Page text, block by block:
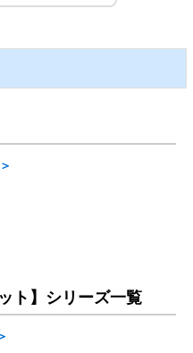
ゲンガーex/メガディアン
ト】シリーズ一覧